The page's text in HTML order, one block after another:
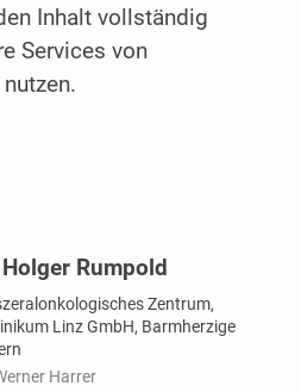
Inhalt vollständig
Services von
Holger Rumpold
Zentrum,
Linz GmbH, Barmherzige
Harrer